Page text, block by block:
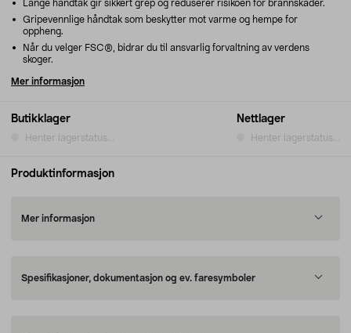
Butikklager
Henter lagerstatus...
Nettlager
Henter lagerstatus...
Lange håndtak gir sikkert grep og reduserer risikoen for brannskader.
Gripevennlige håndtak som beskytter mot varme og hempe for
oppheng.
Når du velger FSC®, bidrar du til ansvarlig forvaltning av verdens
skoger.
Mer informasjon
Produktinformasjon
Mer informasjon
Spesifikasjoner, dokumentasjon og ev. faresymboler